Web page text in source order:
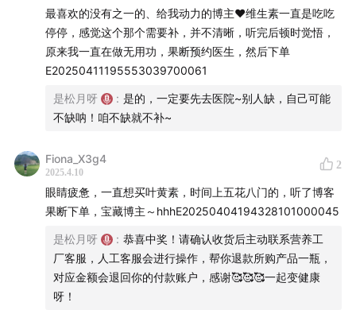
最喜欢的没有之一的、给我动力的博主❤维生素一直是吃吃
停停，感觉这个那个需要补，并不清晰，听完后顿时觉悟，
原来我一直在做无用功，果断预约医生，然后下单
E20250411195553039700061
是松月呀 : 是的，一定要先去医院~别人缺，自己可能
不缺呐！咱不缺就不补~
Fiona_X3g4
2025.4.10
2
眼睛疲惫，一直想买叶黄素，时间上五花八门的，听了博客
果断下单，宝藏博主～hhhE20250404194328101000045
是松月呀 : 恭喜中奖！请确认收货后主动联系营养工
厂客服，人工客服会进行操作，帮你退款所购产品一瓶，
对应金额会退回你的付款账户，感谢🥰🥰🥰一起变健康
呀！